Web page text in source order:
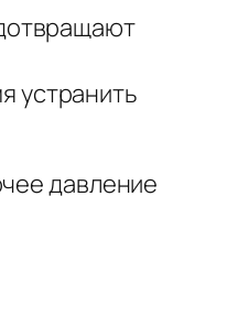
устранить
давление